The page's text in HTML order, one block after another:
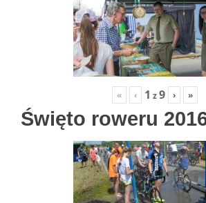
« ‹ 1 z9 › »
Święto roweru